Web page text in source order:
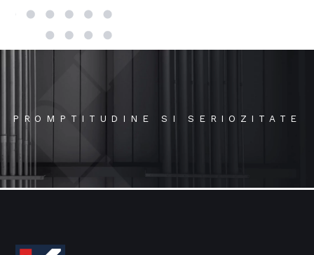
PROMPTITUDINE SI SERIOZITATE